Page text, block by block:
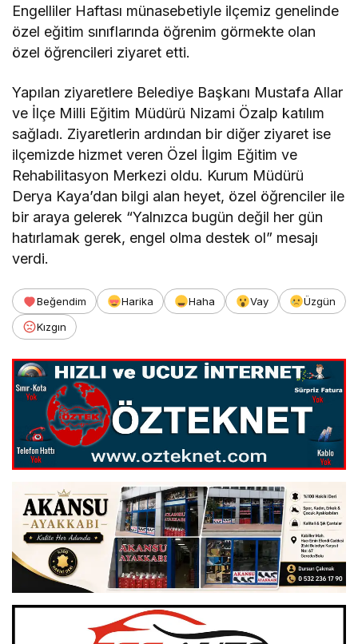
Engelliler Haftası münasebetiyle ilçemiz genelinde
özel eğitim sınıflarında öğrenim görmekte olan
özel öğrencileri ziyaret etti.
Yapılan ziyaretlere Belediye Başkanı Mustafa Allar
ve İlçe Milli Eğitim Müdürü Nizami Özalp katılım
sağladı. Ziyaretlerin ardından bir diğer ziyaret ise
ilçemizde hizmet veren Özel İlgim Eğitim ve
Rehabilitasyon Merkezi oldu. Kurum Müdürü
Derya Kaya’dan bilgi alan heyet, özel öğrenciler ile
bir araya gelerek “Yalnızca bugün değil her gün
hatırlamak gerek, engel olma destek ol” mesajı
verdi.
Beğendim Harika Haha Vay
Üzgün
Kızgın